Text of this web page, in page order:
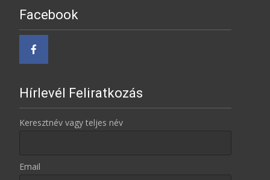
Facebook
Hírlevél Feliratkozás
Keresztnév vagy teljes név
Email